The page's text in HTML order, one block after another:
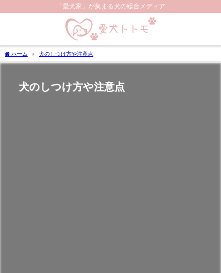
「愛犬家」が集まる犬の総合メディア
ホーム 犬のしつけ方や注意点
犬のしつけ方や注意点